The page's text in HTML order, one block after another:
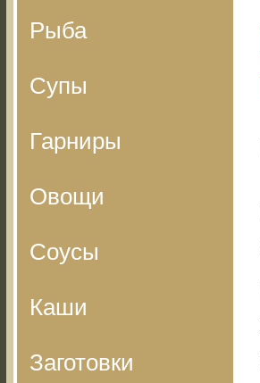
Рыба
Супы
Гарниры
Овощи
Соусы
Каши
Заготовки